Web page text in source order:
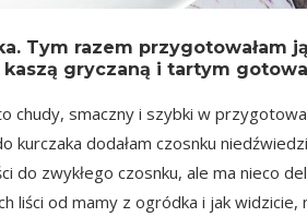
Tym razem przygotowałam
kaszą gryczaną i tartym
chudy, smaczny i szybki w
kurczaka dodałam czosnku
do zwykłego czosnku, ale ma nieco
liści od mamy z ogródka i jak widzicie,